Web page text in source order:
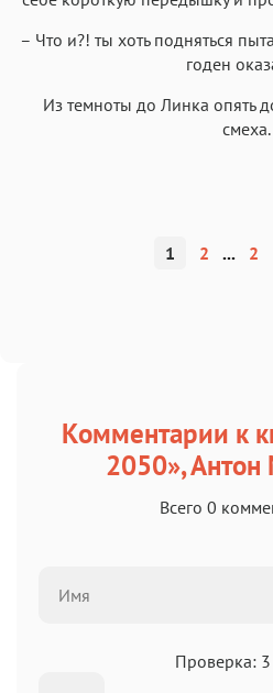
– Что и?! ты хоть подняться
годен
Из темноты до Линка опять
смеха.
1 2 ... 2
Комментарии к
2050»,
Всего 0
Проверка: 3